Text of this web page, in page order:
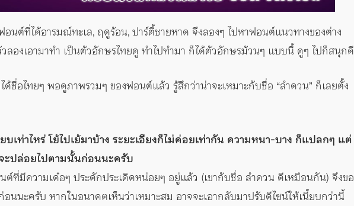
นต์ที่ได้อารมณ์ทะเล, ฤดูร้อน, ปาร์ตี้ชายหาด จึงลองๆ ไปหาฟอนต์แนวทางของต่าง
ลองเอามาทำ เป็นตัวอักษรไทยดู ทำไปทำมา ก็ได้ตัวอักษรม้วนๆ แบบนี้ ดูๆ ไปก็สนุกดี
ด้ชื่อไทยๆ พอดูภาพรวมๆ ของฟอนต์แล้ว รู้สึกว่าน่าจะเหมาะกับชื่อ “ลำดวน” ก็เลยตั้ง
เท่าไหร่ โย้ไปเย้มาบ้าง ระยะเอียงก็ไม่ค่อยเท่ากัน ความหนา-บาง ก็แปลกๆ แต่
ะปล่อยไปตามนั้นก่อนนะครับ
ต์ที่มีความเด๋อๆ ประดักประเดิดหน่อยๆ อยู่แล้ว (เขากับชื่อ ลำดวน ดีเหมือนกัน) จึงขอ
นนะครับ หากในอนาคตเห็นว่าเหมาะสม อาจจะเอากลับมาปรับดีไซน์ให้เนี้ยบกว่านี้